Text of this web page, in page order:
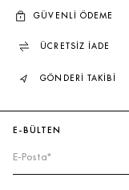
GÜVENLİ ÖDEME
ÜCRETSİZ İADE
GÖNDERİ TAKİBİ
E-BÜLTEN